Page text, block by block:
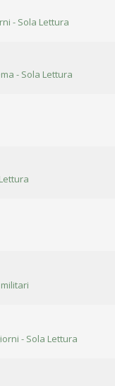
- Sola Lettura
- Sola Lettura
- Sola Lettura